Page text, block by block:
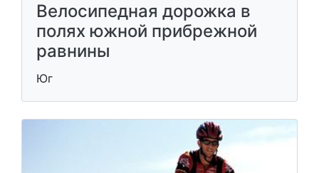
Велосипедная дорожка в
полях южной прибрежной
равнины
Юг